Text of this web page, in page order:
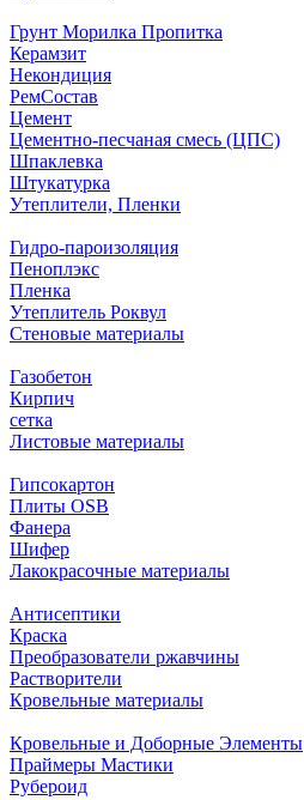
Грунт Морилка Пропитка
Керамзит
Некондиция
РемСостав
Цемент
Цементно-песчаная смесь (ЦПС)
Шпаклевка
Штукатурка
Утеплители, Пленки
Гидро-пароизоляция
Пеноплэкс
Пленка
Утеплитель Роквул
Стеновые материалы
Газобетон
Кирпич
сетка
Листовые материалы
Гипсокартон
Плиты ОSB
Фанера
Шифер
Лакокрасочные материалы
Антисептики
Краска
Преобразователи ржавчины
Растворители
Кровельные материалы
Кровельные и Доборные Элементы
Праймеры Мастики
Рубероид